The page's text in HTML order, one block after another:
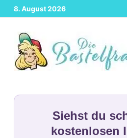
Zurück
zum
Inhalt
8. August 2026
Siehst du
kostenlosen